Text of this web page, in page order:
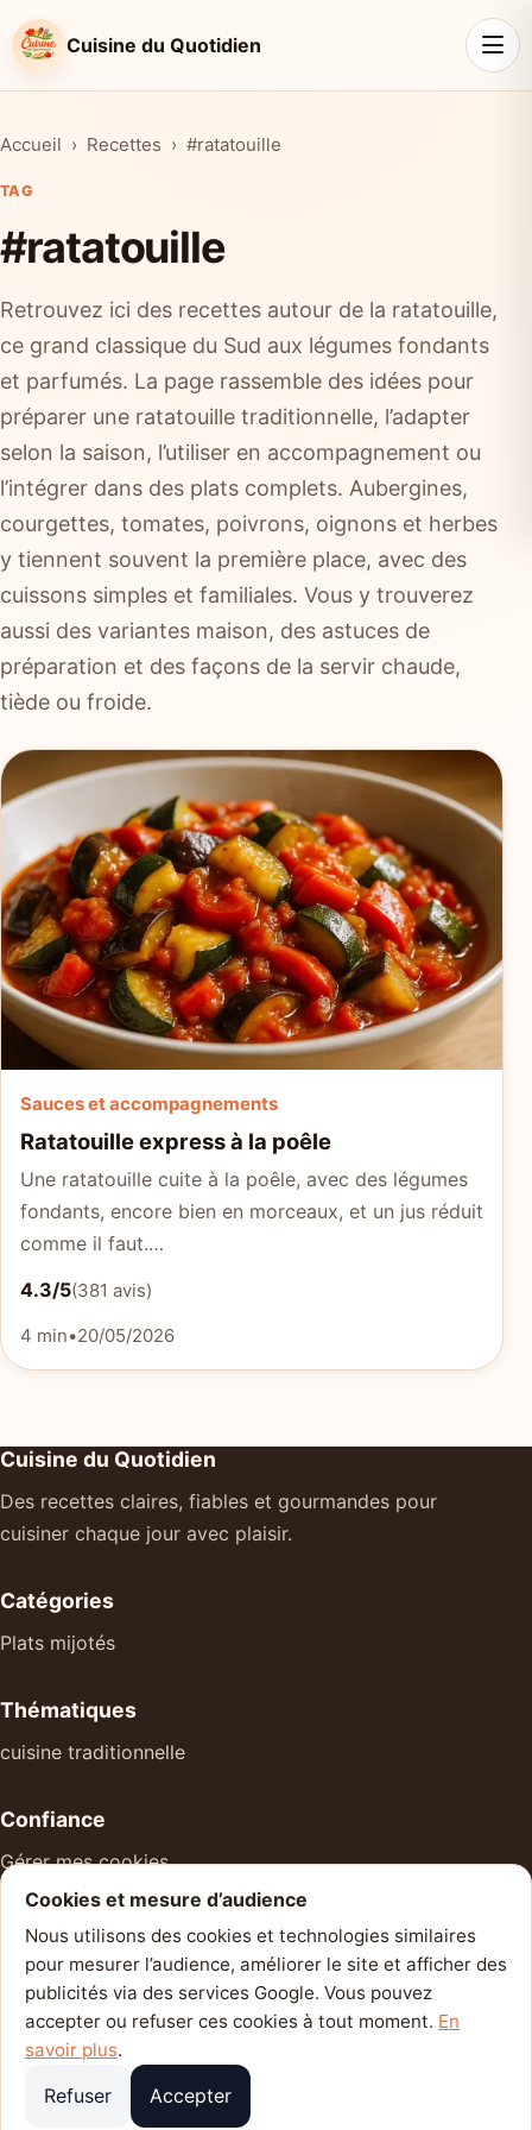
Cuisine du Quotidien
Accueil Recettes #ratatouille
TAG
#ratatouille
Retrouvez ici des recettes autour de la ratatouille,
ce grand classique du Sud aux légumes fondants
et parfumés. La page rassemble des idées pour
préparer une ratatouille traditionnelle, l’adapter
selon la saison, l’utiliser en accompagnement ou
l’intégrer dans des plats complets. Aubergines,
courgettes, tomates, poivrons, oignons et herbes
y tiennent souvent la première place, avec des
cuissons simples et familiales. Vous y trouverez
aussi des variantes maison, des astuces de
préparation et des façons de la servir chaude,
tiède ou froide.
Sauces et accompagnements
Ratatouille express à la poêle
Une ratatouille cuite à la poêle, avec des légumes
fondants, encore bien en morceaux, et un jus réduit
comme il faut.…
4.3/5(381 avis)
4 min•20/05/2026
Cuisine du Quotidien
Des recettes claires, fiables et gourmandes pour
cuisiner chaque jour avec plaisir.
Catégories
Plats mijotés
Thématiques
cuisine traditionnelle
Confiance
Gérer mes cookies
À propos
Mentions légales
Politique de confidentialité
Contact
© 2026 Cuisine du Quotidien — Votre compagnon du
Cookies et mesure d’audience
Nous utilisons des cookies et technologies similaires
pour mesurer l’audience, améliorer le site et afficher des
publicités via des services Google. Vous pouvez
accepter ou refuser ces cookies à tout moment. En
savoir plus.
Refuser Accepter